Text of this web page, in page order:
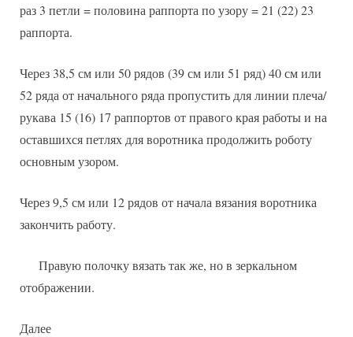
раз 3 петли = половина раппорта по узору = 21 (22) 23
раппорта.
Через 38,5 см или 50 рядов (39 см или 51 ряд) 40 см или
52 ряда от начального ряда пропустить для линии плеча/
рукава 15 (16) 17 раппортов от правого края работы и на
оставшихся петлях для воротника продолжить роботу
основным узором.
Через 9,5 см или 12 рядов от начала вязания воротника
закончить работу.
Правую полочку вязать так же, но в зеркальном
отображении.
Далее